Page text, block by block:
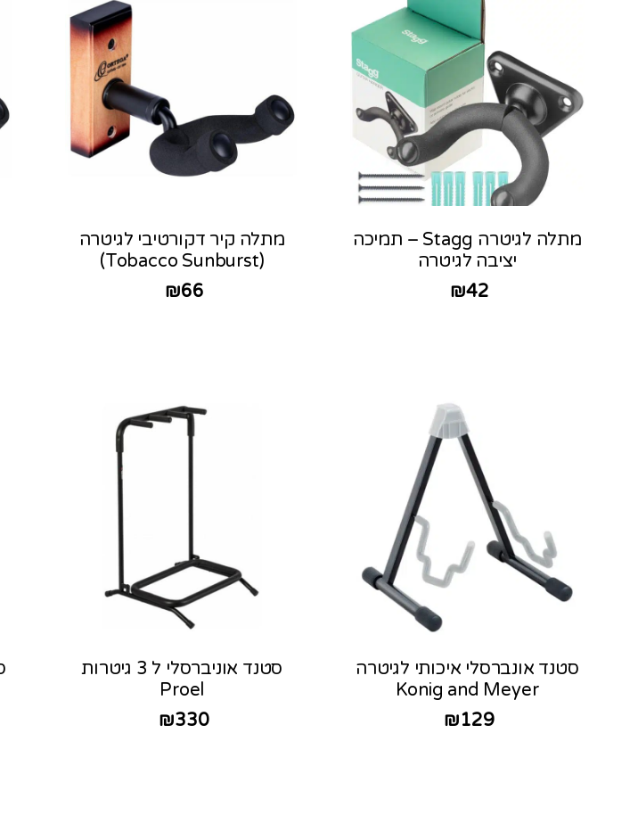
מתלה לגיטרה Stagg – תמיכה
יציבה לגיטרה
₪42
מתלה קיר דקורטיבי לגיטרה
(Tobacco Sunburst)
₪66
סטנד אונברסלי איכותי לגיטרה
Konig and Meyer
₪129
סטנד אוניברסלי ל 3 גיטרות
Proel
₪330